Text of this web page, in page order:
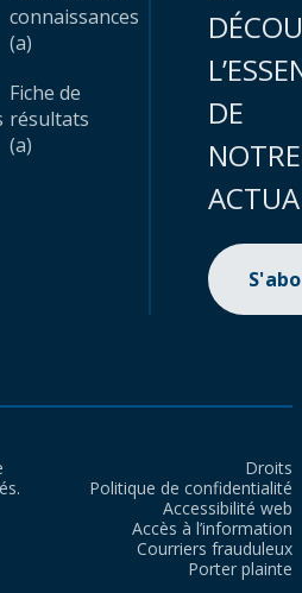
connaissances
(a)
Fiche de
résultats
(a)
DE
NOTRE
Droits
Politique de confidentialité
Accessibilité web
Accès à l’information
Courriers frauduleux
Porter plainte